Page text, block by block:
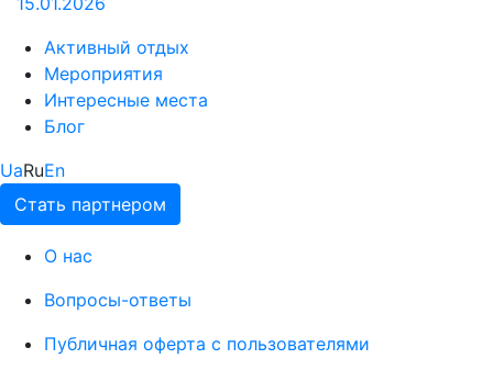
Активный отдых
Мероприятия
Интересные места
Блог
UaRuEn
Стать партнером
О нас
Вопросы-ответы
Публичная оферта с пользователями